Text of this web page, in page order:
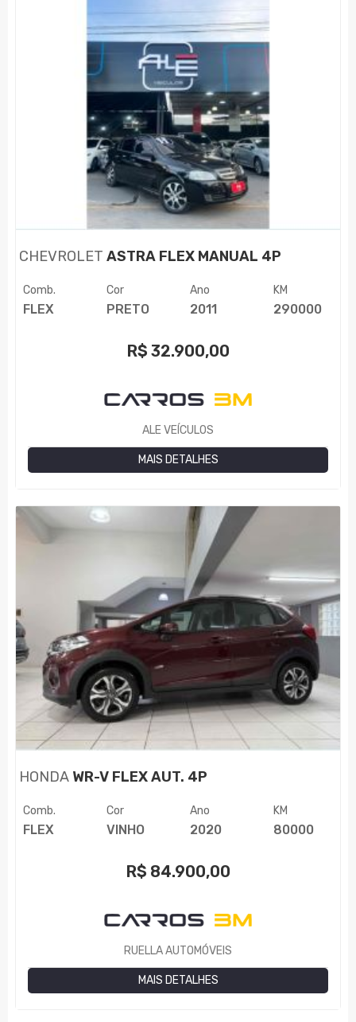
CHEVROLET ASTRA FLEX MANUAL 4P
Comb.
FLEX
Cor
PRETO
Ano
2011
KM
290000
R$ 32.900,00
ALE VEÍCULOS
MAIS DETALHES
HONDA WR-V FLEX AUT. 4P
Comb.
FLEX
Cor
VINHO
Ano
2020
KM
80000
R$ 84.900,00
RUELLA AUTOMÓVEIS
MAIS DETALHES